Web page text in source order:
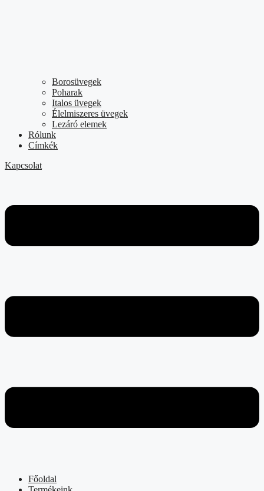
Borosüvegek
Poharak
Italos üvegek
Élelmiszeres üvegek
Lezáró elemek
Rólunk
Címkék
Kapcsolat
Főoldal